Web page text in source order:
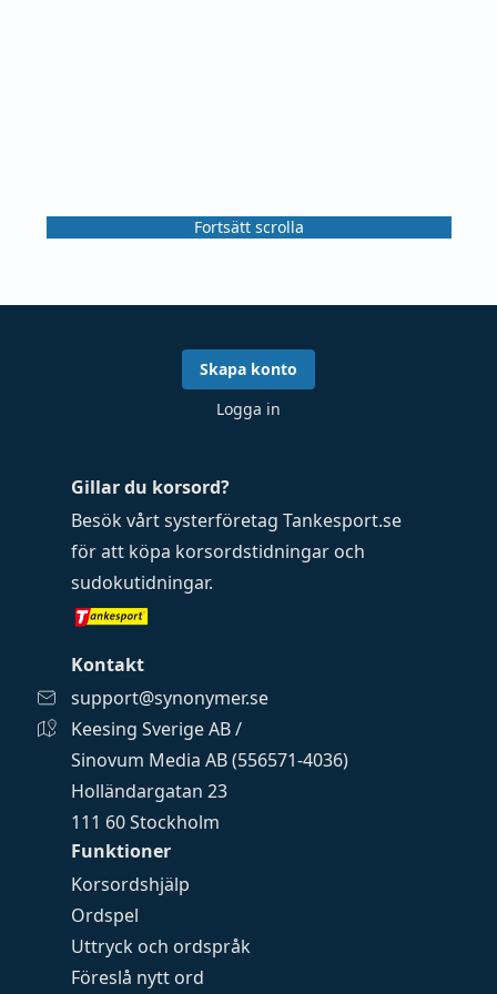
Fortsätt scrolla
Funktioner
Korsordshjälp
Ordspel
Uttryck och ordspråk
Föreslå nytt ord
Gillar du korsord?
Besök vårt systerföretag Tankesport.se
för att köpa korsordstidningar och
sudokutidningar.
Kontakt
support@synonymer.se
Keesing Sverige AB /
Sinovum Media AB (556571-4036)
Holländargatan 23
111 60 Stockholm
Skapa konto
Logga in